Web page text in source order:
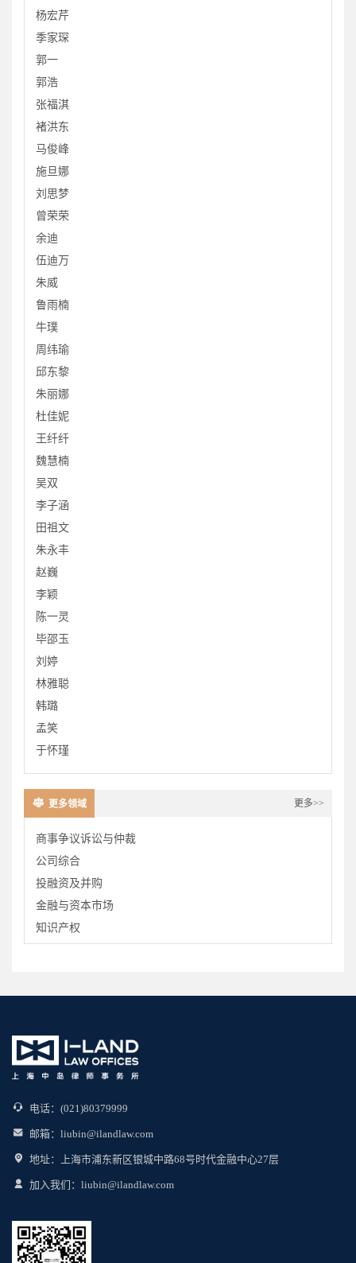
杨宏芹
季家琛
郭一
郭浩
张福淇
褚洪东
马俊峰
施旦娜
刘思梦
曾荣荣
余迪
伍迪万
朱威
鲁雨楠
牛璞
周纬瑜
邱东黎
朱丽娜
杜佳妮
王纤纤
魏慧楠
吴双
李子涵
田祖文
朱永丰
赵巍
李颖
陈一灵
毕邵玉
刘婷
林雅聪
韩璐
孟笑
于怀瑾
更多领域 更多>>
商事争议诉讼与仲裁
公司综合
投融资及并购
金融与资本市场
知识产权
能源-环保与绿色金融
人力资源与劳动人事
行政与政府决策
涉税法律事务与节税工程
海商海事
数据资产化及交易
电话：(021)80379999
邮箱：liubin@ilandlaw.com
地址：上海市浦东新区银城中路68号时代金融中心27层
加入我们：liubin@ilandlaw.com